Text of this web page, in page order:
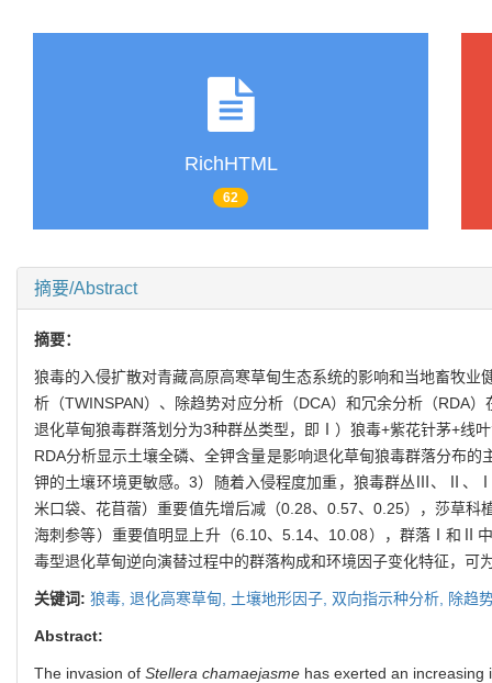
RichHTML
62
摘要/Abstract
摘要：
狼毒的入侵扩散对青藏高原高寒草甸生态系统的影响和当地畜牧
析（TWINSPAN）、除趋势对应分析（DCA）和冗余分析（RDA
退化草甸狼毒群落划分为3种群丛类型，即Ⅰ）狼毒+紫花针茅+线
RDA分析显示土壤全磷、全钾含量是影响退化草甸狼毒群落分布
钾的土壤环境更敏感。3）随着入侵程度加重，狼毒群丛Ⅲ、Ⅱ、
米口袋、花苜蓿）重要值先增后减（0.28、0.57、0.25），莎草
海刺参等）重要值明显上升（6.10、5.14、10.08），群落Ⅰ和Ⅱ
毒型退化草甸逆向演替过程中的群落构成和环境因子变化特征，
关键词: 狼毒, 退化高寒草甸, 土壤地形因子, 双向指示种分析, 除趋
Abstract:
The invasion of Stellera chamaejasme has exerted an increasing